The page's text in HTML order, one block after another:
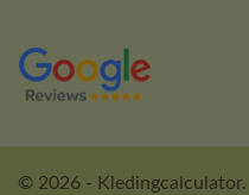
© 2026 - Kledingcalculator.